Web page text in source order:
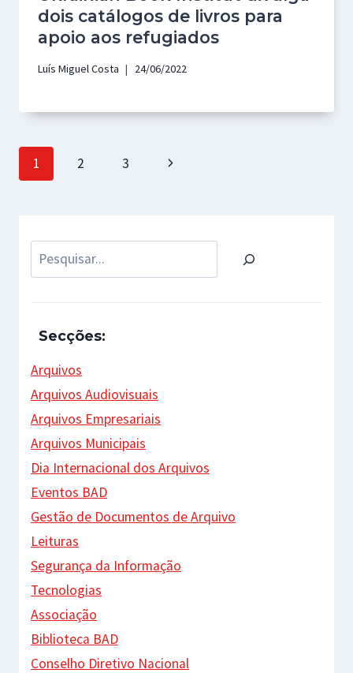
dois catálogos de livros para
apoio aos refugiados
Luís Miguel Costa 24/06/2022
Page
1 2 3
Next
Pesquisar
Secções:
Arquivos
Arquivos Audiovisuais
Arquivos Empresariais
Arquivos Municipais
Dia Internacional dos Arquivos
Eventos BAD
Gestão de Documentos de Arquivo
Leituras
Segurança da Informação
Tecnologias
Associação
Biblioteca BAD
Conselho Diretivo Nacional